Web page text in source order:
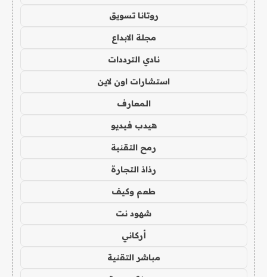
روتانا تسويق
مجلة الابداع
نادي الترددات
استشارات اون لاين
المعارف
هيدب فيديو
رمح التقنية
رذاذ التجارة
طعم وكيف
شهود نت
أركاني
مباشر التقنية